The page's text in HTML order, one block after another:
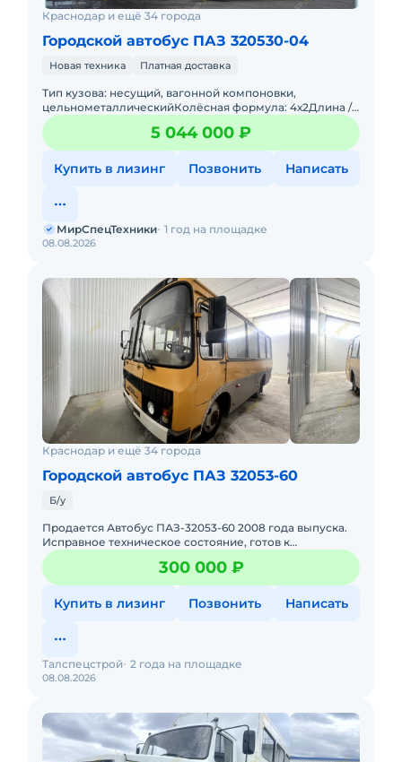
Краснодар и ещё 34 города
Городской автобус ПАЗ 320530-04
Новая техника Платная доставка
Тип кузова: несущий, вагонной компоновки,
цельнометаллическийКолёсная формула: 4х2Длина /
Ширина / Высота, мм: 7000 / 2500 /2960 Высота потолка
в салоне, мм: 19
5 044 000 ₽
Купить в лизинг Позвонить Написать
08.08.2026
МирСпецТехники 1 год на площадке
Краснодар и ещё 34 города
Городской автобус ПАЗ 32053-60
Б/у
Продается Автобус ПАЗ-32053-60 2008 года выпуска.
Исправное техническое состояние, готов к
эксплуатации. Все ТО проводились согласно
регламента. На маршруте не
300 000 ₽
Купить в лизинг Позвонить Написать
08.08.2026
Талспецстрой 2 года на площадке